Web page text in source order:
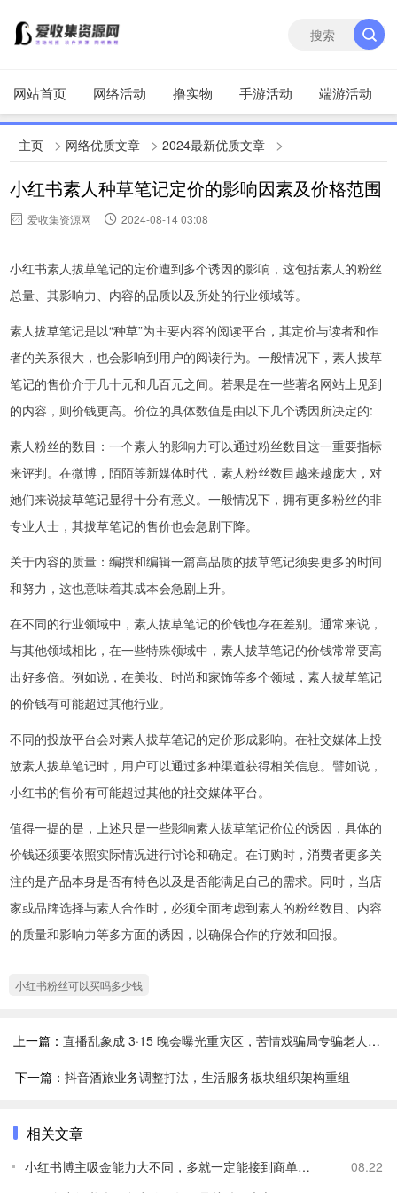
网站首页 网络活动 撸实物 手游活动 端游活动
主页 > 网络优质文章 >2024最新优质文章 >
小红书素人种草笔记定价的影响因素及价格范围
爱收集资源网 2024-08-14 03:08
小红书素人拔草笔记的定价遭到多个诱因的影响，这包括素人的粉丝
总量、其影响力、内容的品质以及所处的行业领域等。
素人拔草笔记是以“种草”为主要内容的阅读平台，其定价与读者和作
者的关系很大，也会影响到用户的阅读行为。一般情况下，素人拔草
笔记的售价介于几十元和几百元之间。若果是在一些著名网站上见到
的内容，则价钱更高。价位的具体数值是由以下几个诱因所决定的:
素人粉丝的数目：一个素人的影响力可以通过粉丝数目这一重要指标
来评判。在微博，陌陌等新媒体时代，素人粉丝数目越来越庞大，对
她们来说拔草笔记显得十分有意义。一般情况下，拥有更多粉丝的非
专业人士，其拔草笔记的售价也会急剧下降。
关于内容的质量：编撰和编辑一篇高品质的拔草笔记须要更多的时间
和努力，这也意味着其成本会急剧上升。
在不同的行业领域中，素人拔草笔记的价钱也存在差别。通常来说，
与其他领域相比，在一些特殊领域中，素人拔草笔记的价钱常常要高
出好多倍。例如说，在美妆、时尚和家饰等多个领域，素人拔草笔记
的价钱有可能超过其他行业。
不同的投放平台会对素人拔草笔记的定价形成影响。在社交媒体上投
放素人拔草笔记时，用户可以通过多种渠道获得相关信息。譬如说，
小红书的售价有可能超过其他的社交媒体平台。
值得一提的是，上述只是一些影响素人拔草笔记价位的诱因，具体的
价钱还须要依照实际情况进行讨论和确定。在订购时，消费者更多关
注的是产品本身是否有特色以及是否能满足自己的需求。同时，当店
家或品牌选择与素人合作时，必须全面考虑到素人的粉丝数目、内容
的质量和影响力等多方面的诱因，以确保合作的疗效和回报。
小红书粉丝可以买吗多少钱
上一篇： 直播乱象成 3·15 晚会曝光重灾区，苦情戏骗局专骗老人买神药
下一篇：抖音酒旅业务调整打法，生活服务板块组织架构重组
相关文章
小红书博主吸金能力大不同，多就一定能接到商单吗？
08.22